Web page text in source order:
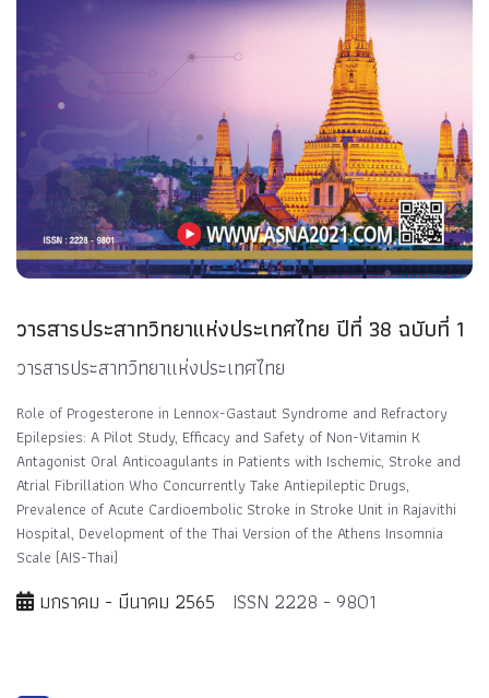
วารสารประสาทวิทยาแห่งประเทศไทย ปีที่ 38 ฉบับที่ 1
วารสารประสาทวิทยาแห่งประเทศไทย
Role of Progesterone in Lennox-Gastaut Syndrome and Refractory
Epilepsies: A Pilot Study, Efficacy and Safety of Non-Vitamin K
Antagonist Oral Anticoagulants in Patients with Ischemic, Stroke and
Atrial Fibrillation Who Concurrently Take Antiepileptic Drugs,
Prevalence of Acute Cardioembolic Stroke in Stroke Unit in Rajavithi
Hospital, Development of the Thai Version of the Athens Insomnia
Scale (AIS-Thai)
มกราคม - มีนาคม 2565 ISSN 2228 - 9801